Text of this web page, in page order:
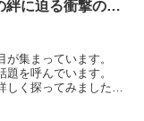
絆に迫る衝撃の真
集まっています。
を呼んでいます。
く探ってみました。